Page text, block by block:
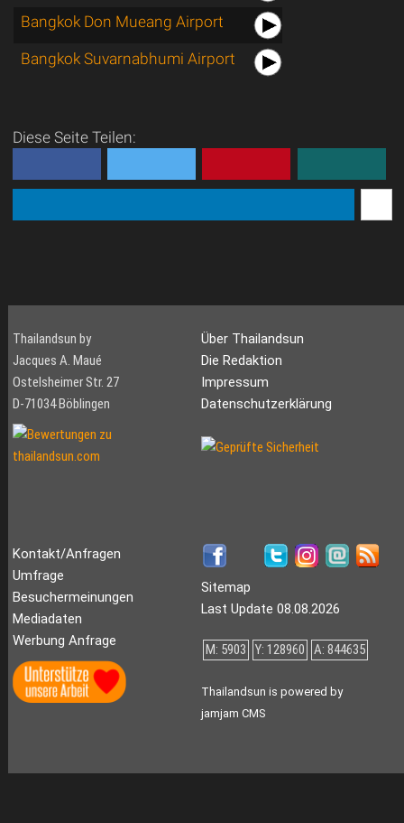
Bangkok Don Mueang Airport
Bangkok Suvarnabhumi Airport
Diese Seite Teilen:
Thailandsun by
Jacques A. Maué
Ostelsheimer Str. 27
D-71034 Böblingen
Über Thailandsun
Die Redaktion
Impressum
Datenschutzerklärung
Kontakt/Anfragen
Umfrage
Besuchermeinungen
Mediadaten
Werbung Anfrage
Sitemap
Last Update 08.08.2026
M: 5903 Y: 128960 A: 844635
Thailandsun is powered by
jamjam CMS